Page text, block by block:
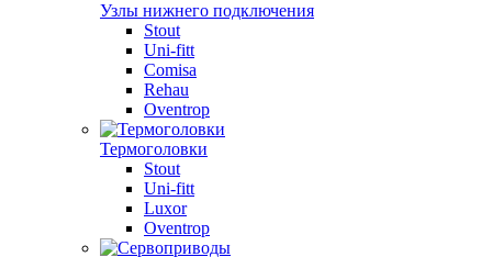
Узлы нижнего подключения
Stout
Uni-fitt
Comisa
Rehau
Oventrop
Термоголовки
Stout
Uni-fitt
Luxor
Oventrop